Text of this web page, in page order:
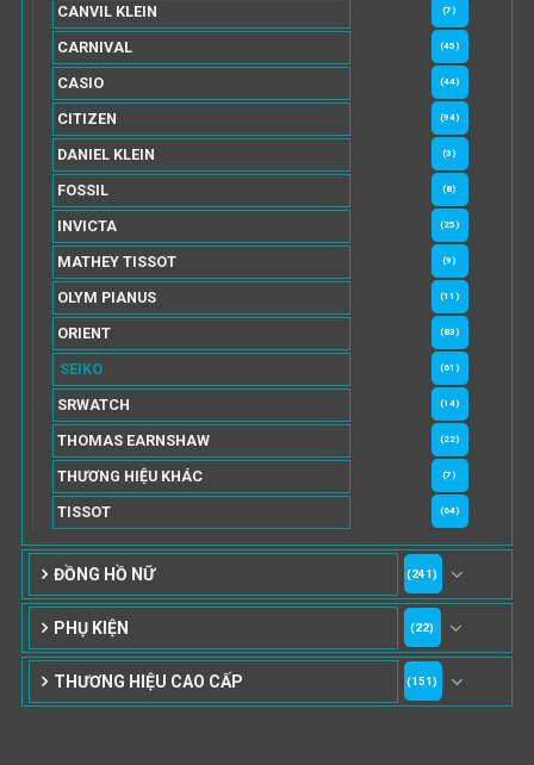
CANVIL KLEIN (7)
CARNIVAL (45)
CASIO (44)
CITIZEN (94)
DANIEL KLEIN (3)
FOSSIL (8)
INVICTA (25)
MATHEY TISSOT (9)
OLYM PIANUS (11)
ORIENT (83)
SEIKO (61)
SRWATCH (14)
THOMAS EARNSHAW (22)
THƯƠNG HIỆU KHÁC (7)
TISSOT (64)
ĐỒNG HỒ NỮ (241)
PHỤ KIỆN (22)
THƯƠNG HIỆU CAO CẤP (151)